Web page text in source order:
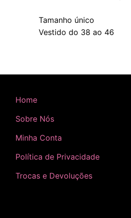
Tamanho único
Vestido do 38 ao 46
Home
Sobre Nós
Minha Conta
Política de Privacidade
Trocas e Devoluções